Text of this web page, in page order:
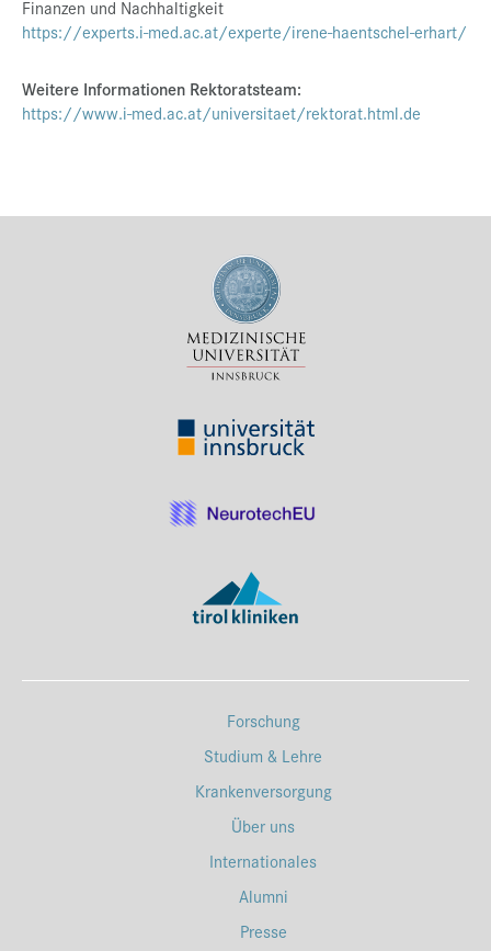
Finanzen und Nachhaltigkeit
https://experts.i-med.ac.at/experte/irene-haentschel-erhart/
Weitere Informationen Rektoratsteam:
https://www.i-med.ac.at/universitaet/rektorat.html.de
Forschung
Studium & Lehre
Krankenversorgung
Über uns
Internationales
Alumni
Presse